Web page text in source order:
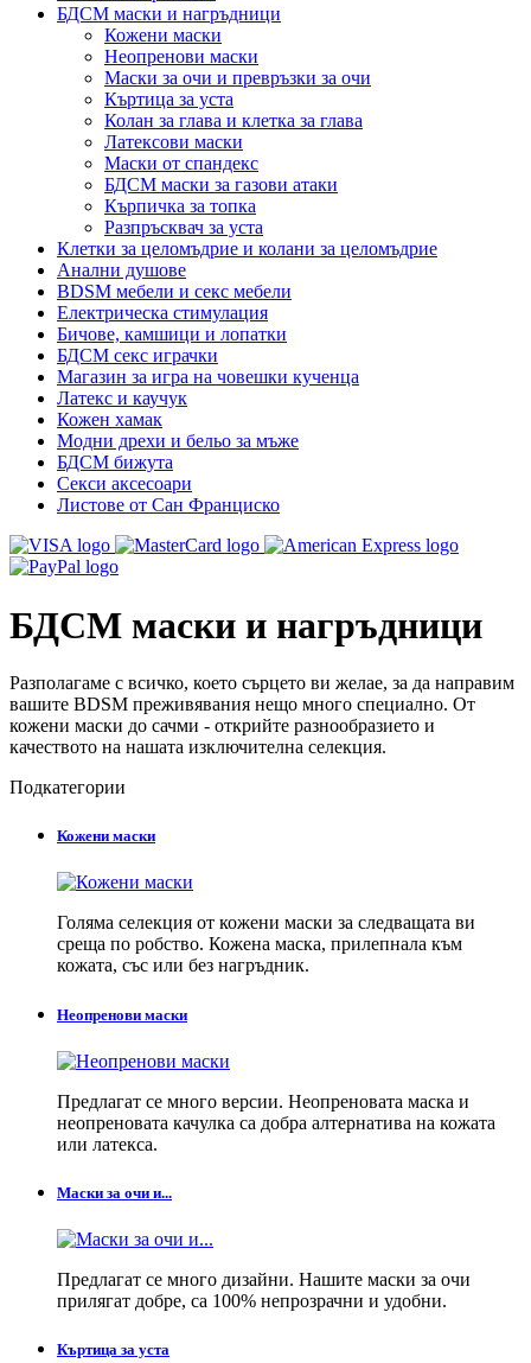
БДСМ маски и нагръдници
Кожени маски
Неопренови маски
Маски за очи и превръзки за очи
Къртица за уста
Колан за глава и клетка за глава
Латексови маски
Маски от спандекс
БДСМ маски за газови атаки
Кърпичка за топка
Разпръсквач за уста
Клетки за целомъдрие и колани за целомъдрие
Анални душове
BDSM мебели и секс мебели
Електрическа стимулация
Бичове, камшици и лопатки
БДСМ секс играчки
Магазин за игра на човешки кученца
Латекс и каучук
Кожен хамак
Модни дрехи и бельо за мъже
БДСМ бижута
Секси аксесоари
Листове от Сан Франциско
БДСМ маски и нагръдници
Разполагаме с всичко, което сърцето ви желае, за да направим
вашите BDSM преживявания нещо много специално. От
кожени маски до сачми - открийте разнообразието и
качеството на нашата изключителна селекция.
Подкатегории
Кожени маски
Голяма селекция от кожени маски за следващата ви
среща по робство. Кожена маска, прилепнала към
кожата, със или без нагръдник.
Неопренови маски
Предлагат се много версии. Неопреновата маска и
неопреновата качулка са добра алтернатива на кожата
или латекса.
Маски за очи и...
Предлагат се много дизайни. Нашите маски за очи
прилягат добре, са 100% непрозрачни и удобни.
Къртица за уста